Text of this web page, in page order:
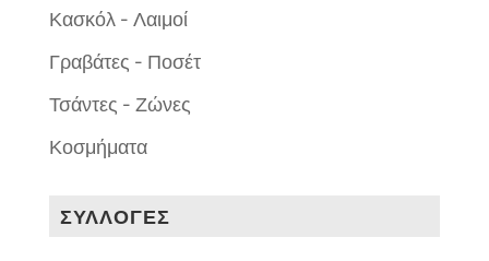
Κασκόλ - Λαιμοί
Γραβάτες - Ποσέτ
Τσάντες - Ζώνες
Κοσμήματα
ΣΥΛΛΟΓΕΣ